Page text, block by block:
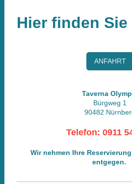
Hier finden Sie
ANFAHRT
Taverna
Bürgweg 1
90482
Telefon: 0911
Wir nehmen Ihre Reservierung
entgegen.